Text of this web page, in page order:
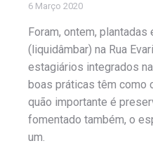
6 Março 2020
Foram, ontem,
(liquidâmbar) na Rua
estagiários integrados
boas práticas têm como
quão importante é
fomentado também, o
um.